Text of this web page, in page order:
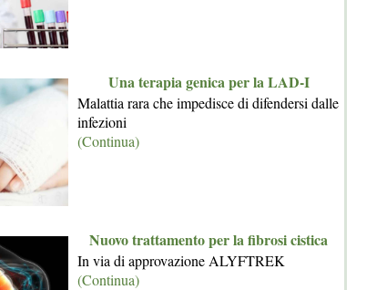
Una terapia genica per la LAD-I
Malattia rara che impedisce di difendersi dalle
infezioni
(Continua)
Nuovo trattamento per la fibrosi cistica
In via di approvazione ALYFTREK
(Continua)